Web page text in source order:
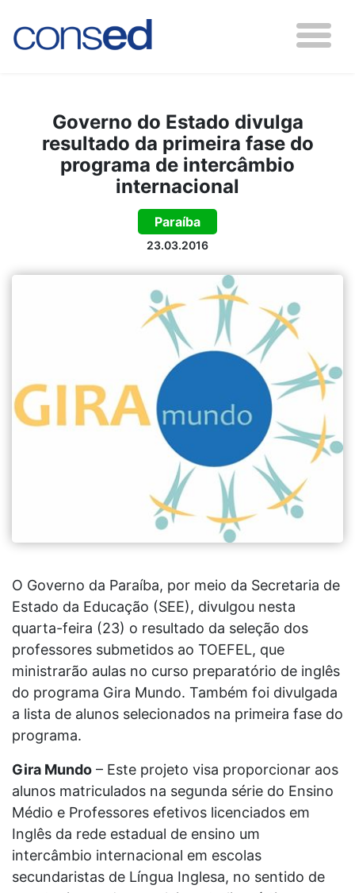
Governo do Estado divulga
resultado da primeira fase do
programa de intercâmbio
internacional
Paraíba
23.03.2016
O Governo da Paraíba, por meio da Secretaria de
Estado da Educação (SEE), divulgou nesta
quarta-feira (23) o resultado da seleção dos
professores submetidos ao TOEFEL, que
ministrarão aulas no curso preparatório de inglês
do programa Gira Mundo. Também foi divulgada
a lista de alunos selecionados na primeira fase do
programa.
Gira Mundo – Este projeto visa proporcionar aos
alunos matriculados na segunda série do Ensino
Médio e Professores efetivos licenciados em
Inglês da rede estadual de ensino um
intercâmbio internacional em escolas
secundaristas de Língua Inglesa, no sentido de